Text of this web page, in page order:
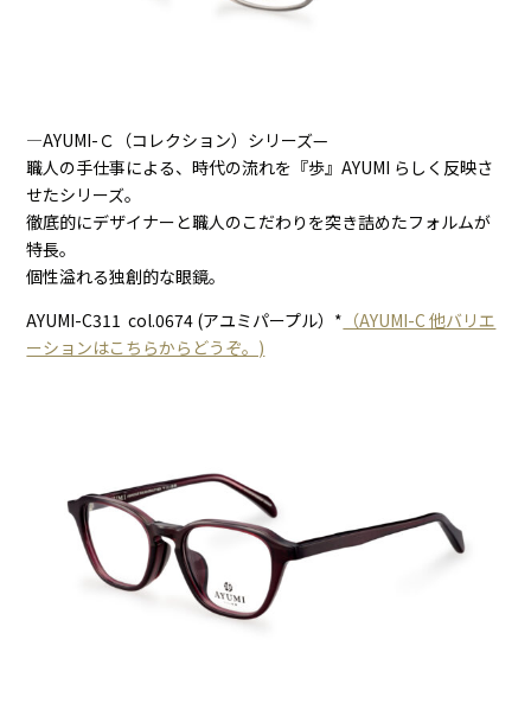
―AYUMI-Ｃ（コレクション）シリーズ—
職人の手仕事による、時代の流れを『歩』AYUMI らしく反映さ
せたシリーズ。
徹底的にデザイナーと職人のこだわりを突き詰めたフォルムが
特長。
個性溢れる独創的な眼鏡。
AYUMI-C311 col.0674 (アユミパープル）* （AYUMI-C 他バリエ
ーションはこちらからどうぞ。)